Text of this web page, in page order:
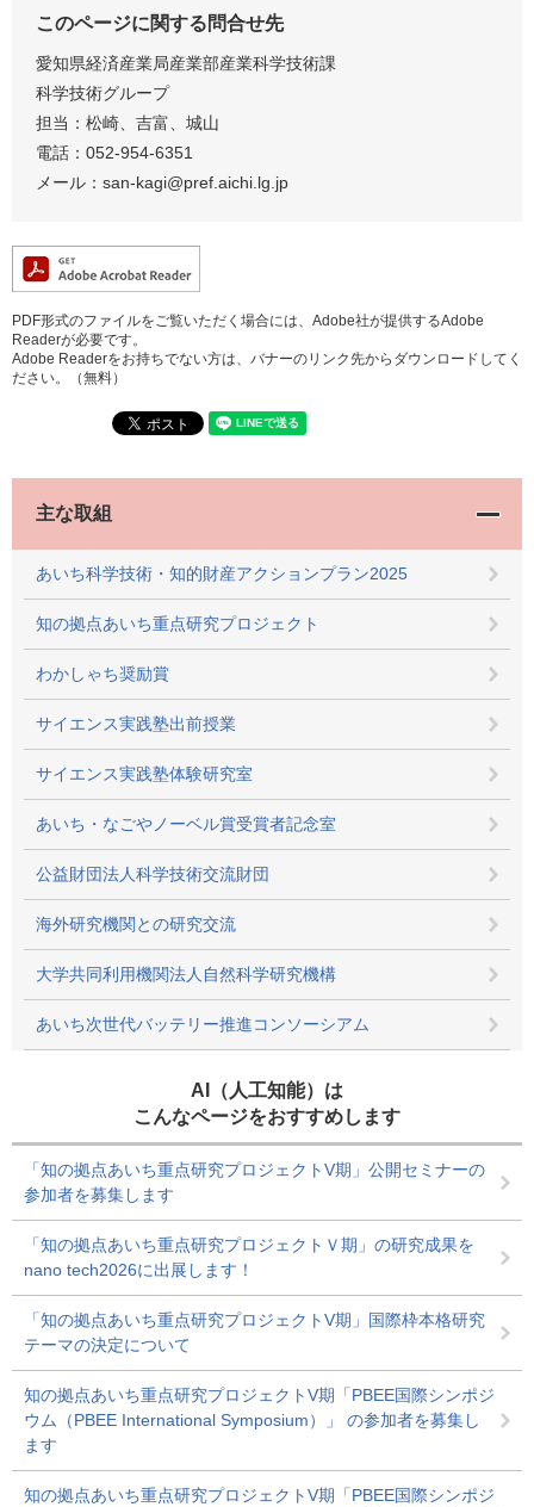
このページに関する問合せ先
愛知県経済産業局産業部産業科学技術課
科学技術グループ
担当：松崎、吉富、城山
電話：052-954-6351
メール：san-kagi@pref.aichi.lg.jp
PDF形式のファイルをご覧いただく場合には、Adobe社が提供するAdobe
Readerが必要です。
Adobe Readerをお持ちでない方は、バナーのリンク先からダウンロードしてく
ださい。（無料）
主な取組
あいち科学技術・知的財産アクションプラン2025
知の拠点あいち重点研究プロジェクト
わかしゃち奨励賞
サイエンス実践塾出前授業
サイエンス実践塾体験研究室
あいち・なごやノーベル賞受賞者記念室
公益財団法人科学技術交流財団
海外研究機関との研究交流
大学共同利用機関法人自然科学研究機構
あいち次世代バッテリー推進コンソーシアム
AI（人工知能）は
こんなページをおすすめします
「知の拠点あいち重点研究プロジェクトV期」公開セミナーの
参加者を募集します
「知の拠点あいち重点研究プロジェクトＶ期」の研究成果を
nano tech2026に出展します！
「知の拠点あいち重点研究プロジェクトV期」国際枠本格研究
テーマの決定について
知の拠点あいち重点研究プロジェクトV期「PBEE国際シンポジ
ウム（PBEE International Symposium）」 の参加者を募集し
ます
知の拠点あいち重点研究プロジェクトV期「PBEE国際シンポジ